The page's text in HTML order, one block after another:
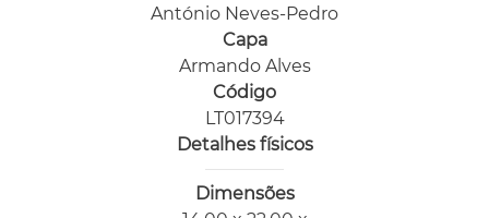
António Neves-Pedro
Capa
Armando Alves
Código
LT017394
Detalhes físicos
Dimensões